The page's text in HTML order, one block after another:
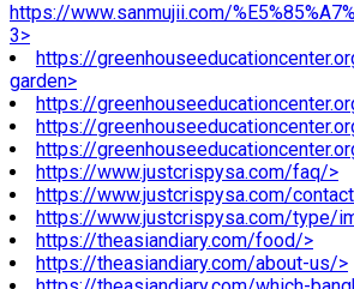
https://www.sanmujii.com/
3>
https://
garden>
https://
https://
https://
https://www.justcrispysa.com/faq/>
https://www.justcrispysa.com/
https://www.justcrispysa.com/type/
https://theasiandiary.com/food/>
https://theasiandiary.com/about-us/>